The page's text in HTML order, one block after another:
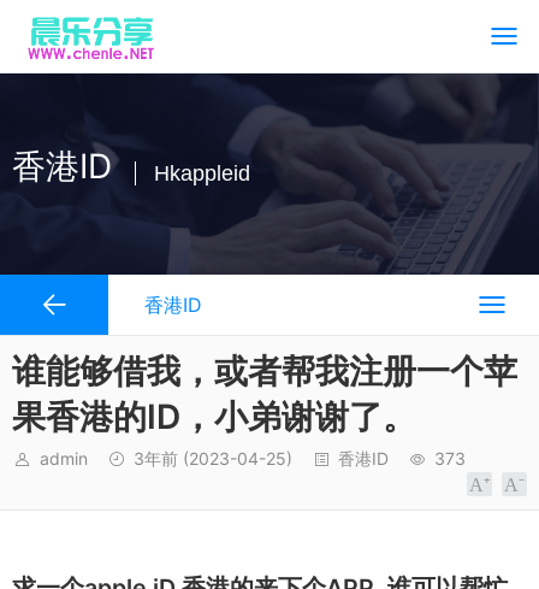
香港ID Hkappleid
香港ID
谁能够借我，或者帮我注册一个苹
果香港的ID，小弟谢谢了。
admin 3年前 (2023-04-25) 香港ID 373